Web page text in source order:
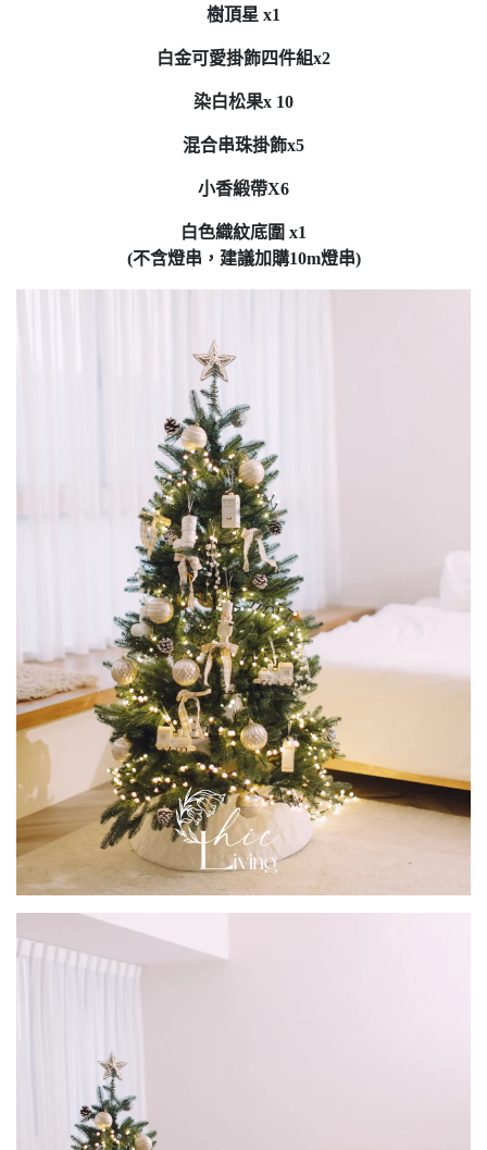
樹頂星 x1
白金可愛掛飾四件組x2
染白松果x 10
混合串珠掛飾x5
小香緞帶X6
白色織紋底圍 x1
(不含燈串，建議加購10m燈串)